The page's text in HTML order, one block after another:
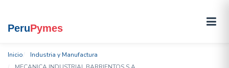
Inicio
Industria y Manufactura